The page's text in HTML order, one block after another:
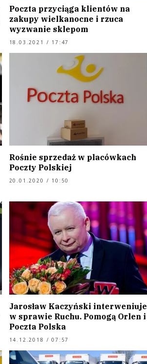
Poczta przyciąga klientów na
zakupy wielkanocne i rzuca
wyzwanie sklepom
18.03.2021 / 17:47
Rośnie sprzedaż w placówkach
Poczty Polskiej
20.01.2020 / 10:50
Jarosław Kaczyński interweniuje
w sprawie Ruchu. Pomogą Orlen i
Poczta Polska
14.12.2018 / 07:57